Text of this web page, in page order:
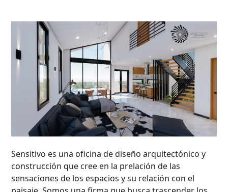
Sensitivo es una oficina de diseño arquitectónico y
construcción que cree en la prelación de las
sensaciones de los espacios y su relación con el